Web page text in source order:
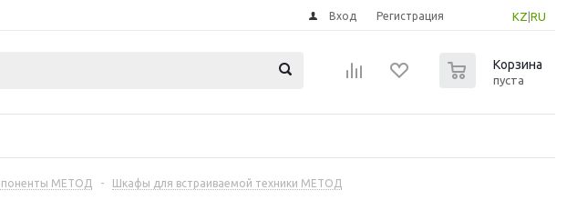
KZ RU
Вход Регистрация
Корзина
пуста
МЕТОД - Шкафы для встраиваемой техники МЕТОД